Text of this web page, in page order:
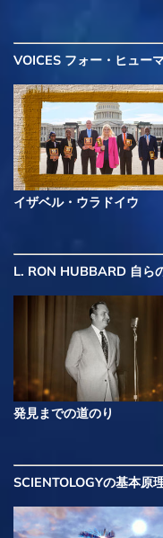
VOICES フォー・ヒュー
イザベル・ウラドイウ
L. RON HUBBARD 自ら
発見までの道のり
SCIENTOLOGYの基本原